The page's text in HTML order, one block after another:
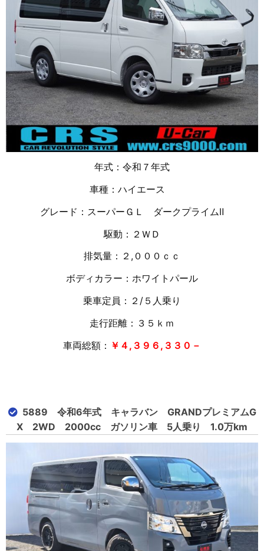
年式：令和７年式
車種：ハイエース
グレード：スーパーＧＬ ダークプライムⅡ
駆動：２ＷＤ
排気量：２,０００ｃｃ
ボディカラー：ホワイトパール
乗車定員：２/５人乗り
走行距離：３５ ｋｍ
車両総額： ￥４,３９６,３３０－
5889 令和6年式 キャラバン GRANDプレミアムG
X 2WD 2000cc ガソリン車 5人乗り 1.0万km